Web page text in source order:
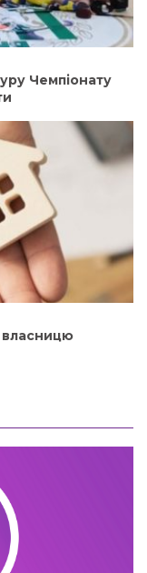
Чемпіонату
власницю